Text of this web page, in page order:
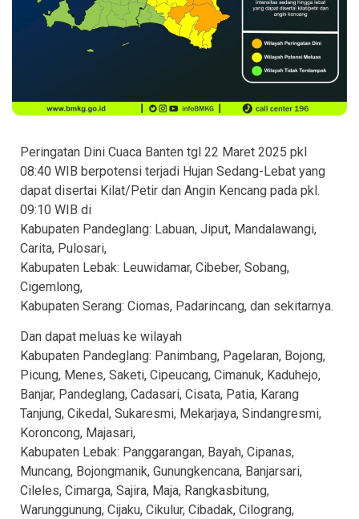
Peringatan Dini Cuaca Banten tgl 22 Maret 2025 pkl
08:40 WIB berpotensi terjadi Hujan Sedang-Lebat yang
dapat disertai Kilat/Petir dan Angin Kencang pada pkl.
09:10 WIB di
Kabupaten Pandeglang: Labuan, Jiput, Mandalawangi,
Carita, Pulosari,
Kabupaten Lebak: Leuwidamar, Cibeber, Sobang,
Cigemlong,
Kabupaten Serang: Ciomas, Padarincang, dan sekitarnya.
Dan dapat meluas ke wilayah
Kabupaten Pandeglang: Panimbang, Pagelaran, Bojong,
Picung, Menes, Saketi, Cipeucang, Cimanuk, Kaduhejo,
Banjar, Pandeglang, Cadasari, Cisata, Patia, Karang
Tanjung, Cikedal, Sukaresmi, Mekarjaya, Sindangresmi,
Koroncong, Majasari,
Kabupaten Lebak: Panggarangan, Bayah, Cipanas,
Muncang, Bojongmanik, Gunungkencana, Banjarsari,
Cileles, Cimarga, Sajira, Maja, Rangkasbitung,
Warunggunung, Cijaku, Cikulur, Cibadak, Cilograng,